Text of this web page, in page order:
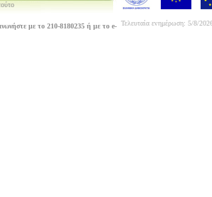
με το 210-8180235 ή με το e- Τελευταία ενημέρωση: 5/8/